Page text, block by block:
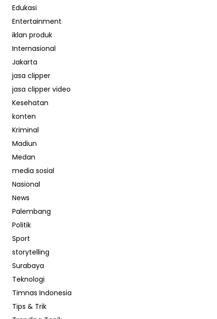
Edukasi
Entertainment
iklan produk
Internasional
Jakarta
jasa clipper
jasa clipper video
Kesehatan
konten
Kriminal
Madiun
Medan
media sosial
Nasional
News
Palembang
Politik
Sport
storytelling
Surabaya
Teknologi
Timnas Indonesia
Tips & Trik